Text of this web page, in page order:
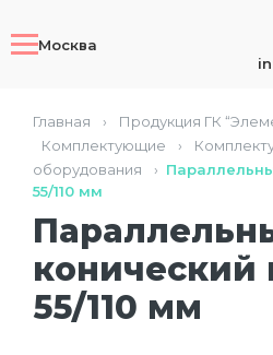
Москва
Главная › Продукция ГК
Комплектующие
›
оборудования
›
55/110 мм
конический
55/110 мм